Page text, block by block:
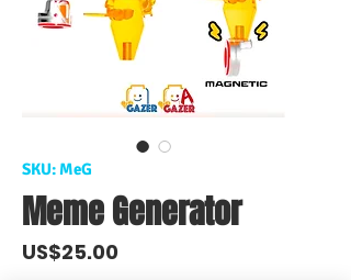
SKU: MeG
Meme Generator
US$25.00